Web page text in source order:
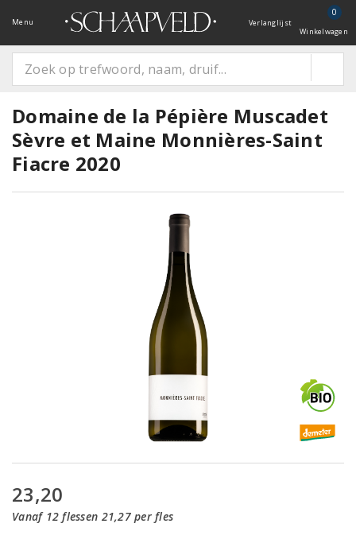
Menu Verlanglijst
0
Winkelwagen
Domaine de la Pépière Muscadet
Sèvre et Maine Monnières-Saint
Fiacre 2020
23,20
Vanaf 12 flessen 21,27 per fles